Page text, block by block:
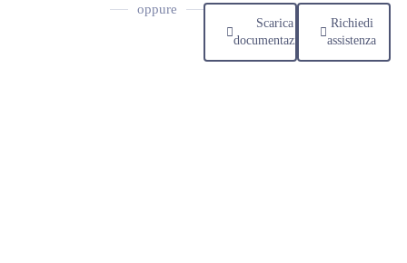
oppure
Scarica
documentazione
Richiedi
assistenza